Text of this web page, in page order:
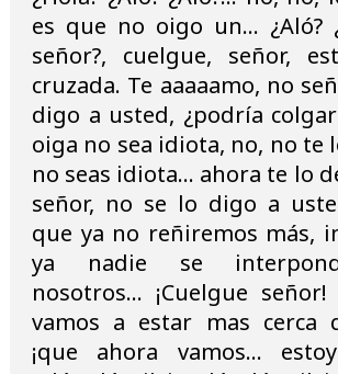
es que no oigo un... ¿Aló?
señor?, cuelgue, señor,
cruzada. Te aaaaamo, no
digo a usted, ¿podría
oiga no sea idiota, no, no te
no seas idiota... ahora te lo
señor, no se lo digo a
que ya no reñiremos más,
ya nadie se
nosotros... ¡Cuelgue
vamos a estar mas cerca
¡que ahora vamos...